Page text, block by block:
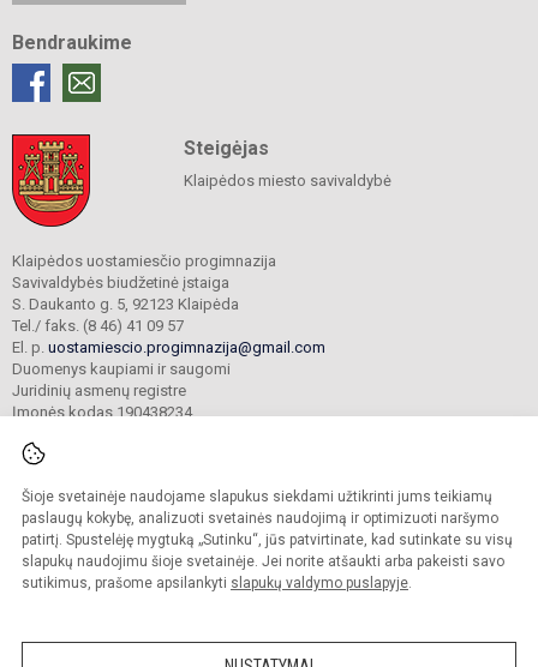
Šioje svetainėje naudojame slapukus siekdami užtikrinti jums teikiamų
paslaugų kokybę, analizuoti svetainės naudojimą ir optimizuoti naršymo
patirtį. Spustelėję mygtuką „Sutinku“, jūs patvirtinate, kad sutinkate su visų
slapukų naudojimu šioje svetainėje. Jei norite atšaukti arba pakeisti savo
sutikimus, prašome apsilankyti slapukų valdymo puslapyje.
Bendraukime
Steigėjas
Klaipėdos miesto savivaldybė
Klaipėdos uostamiesčio progimnazija
Savivaldybės biudžetinė įstaiga
S. Daukanto g. 5, 92123 Klaipėda
Tel./ faks. (8 46) 41 09 57
El. p. uostamiescio.progimnazija@gmail.com
Duomenys kaupiami ir saugomi
Juridinių asmenų registre
Įmonės kodas 190438234
© 2023. Klaipėdos uostamiesčio progimnazija. Visos teisės saugomos.
Kopijuoti turinį be raštiško gimnazijos sutikimo griežtai draudžiama.
Prieinamumo paraiška Slapukų valdymas
Sumanus būdas atnaujinti